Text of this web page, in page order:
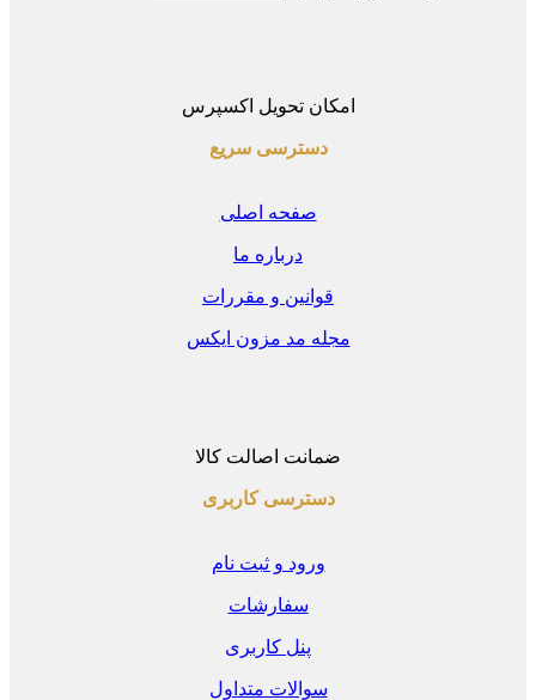
امکان تحویل اکسپرس
دسترسی سریع
صفحه اصلی
درباره ما
قوانین و مقررات
مجله مد مزون ایکس
ضمانت اصالت کالا
دسترسی کاربری
ورود و ثبت نام
سفارشات
پنل کاربری
سوالات متداول